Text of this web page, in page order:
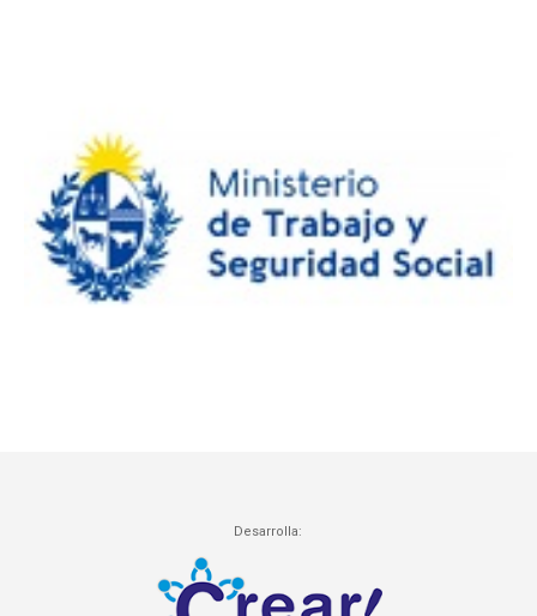
Desarrolla: